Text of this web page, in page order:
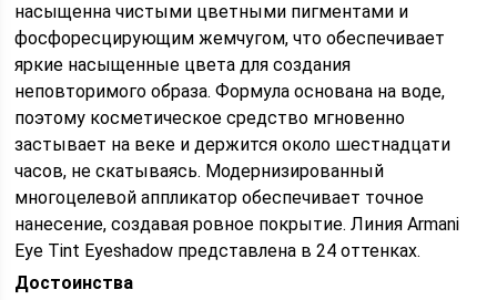
насыщенна чистыми цветными пигментами и
фосфоресцирующим жемчугом, что обеспечивает
яркие насыщенные цвета для создания
неповторимого образа. Формула основана на воде,
поэтому косметическое средство мгновенно
застывает на веке и держится около шестнадцати
часов, не скатываясь. Модернизированный
многоцелевой аппликатор обеспечивает точное
нанесение, создавая ровное покрытие. Линия Armani
Eye Tint Eyeshadow представлена в 24 оттенках.
Достоинства